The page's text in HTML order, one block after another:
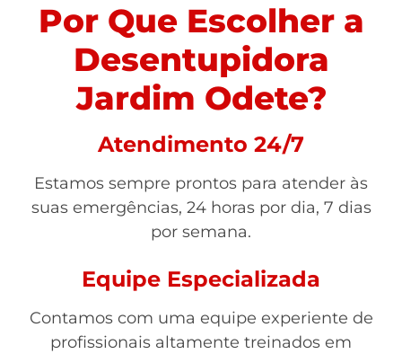
Por Que Escolher a
Desentupidora
Jardim Odete?
Atendimento 24/7
Estamos sempre prontos para atender às
suas emergências, 24 horas por dia, 7 dias
por semana.
Equipe Especializada
Contamos com uma equipe experiente de
profissionais altamente treinados em